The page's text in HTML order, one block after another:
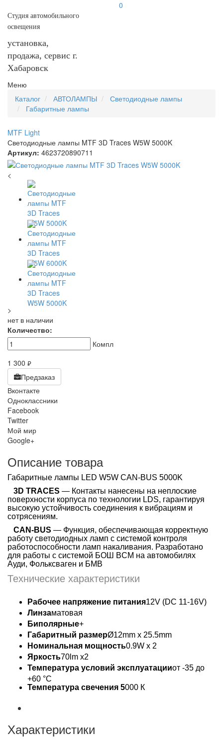
Студия автомобильного
освещения
установка,
продажа, сервис г.
Хабаровск
0
Меню
Каталог
АВТОЛАМПЫ
Светодиодные лампы
Габаритные лампы
MTF Light
Светодиодные лампы MTF 3D Traces W5W 5000K
Артикул: 4623720890711
<
>
нет в наличии
Количество:
Компл
1 300 руб.
Предзаказ
Вконтакте
Одноклассники
Facebook
Twitter
Мой мир
Google+
Описание товара
Габаритные лампы LED W5W CAN-BUS 5000K
3D TRACES — Контакты нанесены на неплоские
поверхности корпуса по технологии LDS, гарантируя
высокую устойчивость соединения к вибрациям и
сотрясениям.
CAN-BUS — Функция, обеспечивающая корректную
работу светодиодных ламп с системой контроля
работоспособности ламп накаливания. Разработано
для работы с системой БОШ BCM на автомобилях
Ауди, Фольксваген и БМВ
Технические характеристики
Рабочее напряжение питания12V (DC 11-16V)
Линзаматовая
Биполярные+
Габаритный размерØ12mm х 25.5mm
Номинальная мощность0.9W x 2
Яркость70lm x2
Температура условий эксплуатацииот -35 до
+60 °C
Температура свечения 5000 К
Характеристики